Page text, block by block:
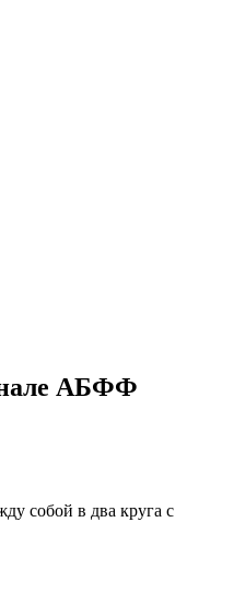
АБФФ
собой в два круга с